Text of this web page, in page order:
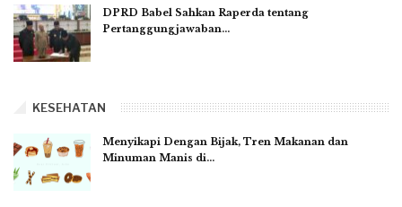
DPRD Babel Sahkan Raperda tentang
Pertanggungjawaban…
KESEHATAN
Menyikapi Dengan Bijak, Tren Makanan dan
Minuman Manis di…